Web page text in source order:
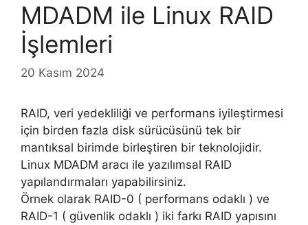
MDADM ile Linux RAID
İşlemleri
20 Kasım 2024
RAID, veri yedekliliği ve performans iyileştirmesi
için birden fazla disk sürücüsünü tek bir
mantıksal birimde birleştiren bir teknolojidir.
Linux MDADM aracı ile yazılımsal RAID
yapılandırmaları yapabilirsiniz.
Örnek olarak RAID-0 ( performans odaklı ) ve
RAID-1 ( güvenlik odaklı ) iki farkı RAID yapısını